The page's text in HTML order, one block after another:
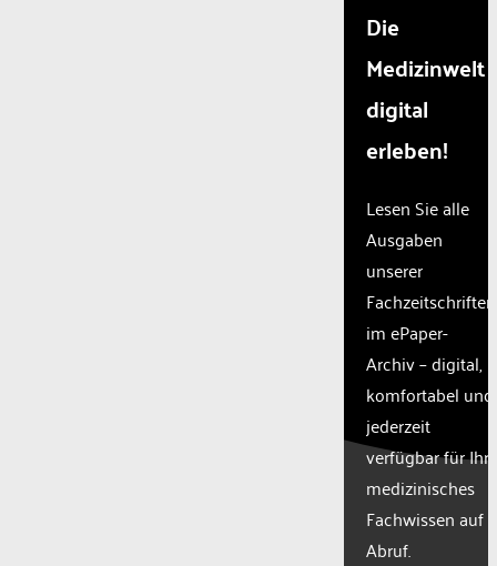
Die
Medizinwelt
digital
erleben!
Lesen Sie alle
Ausgaben
unserer
Fachzeitschriften
im ePaper-
Archiv – digital,
komfortabel und
jederzeit
verfügbar für Ihr
medizinisches
Fachwissen auf
Abruf.